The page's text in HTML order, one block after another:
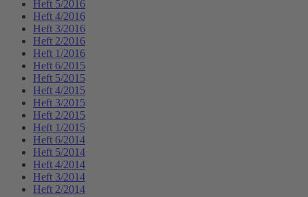
Heft 5/2016
Heft 4/2016
Heft 3/2016
Heft 2/2016
Heft 1/2016
Heft 6/2015
Heft 5/2015
Heft 4/2015
Heft 3/2015
Heft 2/2015
Heft 1/2015
Heft 6/2014
Heft 5/2014
Heft 4/2014
Heft 3/2014
Heft 2/2014